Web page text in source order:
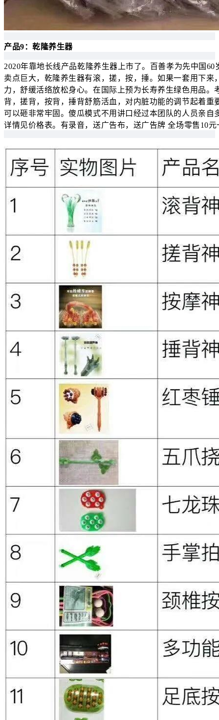
产品9：乾隆养生器
2020年靠地长线产品乾隆养生器上市了。百善孝为先中国
卖点巨大，乾隆养生器有滚，搓，按，捶。如果一套用下
力，舒缓活络放松身心。在国际上预为长寿养生绿色用品
背，搓背，按背，捶背舒筋活血，对内脏功能的调节起着
可以砸非常牢固。傻瓜模式不用讲口经过本团队的人员亲
详情见价格表。有录音，送广告布，送广告牌 全场零售10元